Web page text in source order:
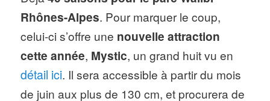
Rhônes-Alpes. Pour marquer le coup,
celui-ci s’offre une nouvelle attraction
cette année, Mystic, un grand huit vu en
détail ici. Il sera accessible à partir du mois
de juin aux plus de 130 cm, et procurera de